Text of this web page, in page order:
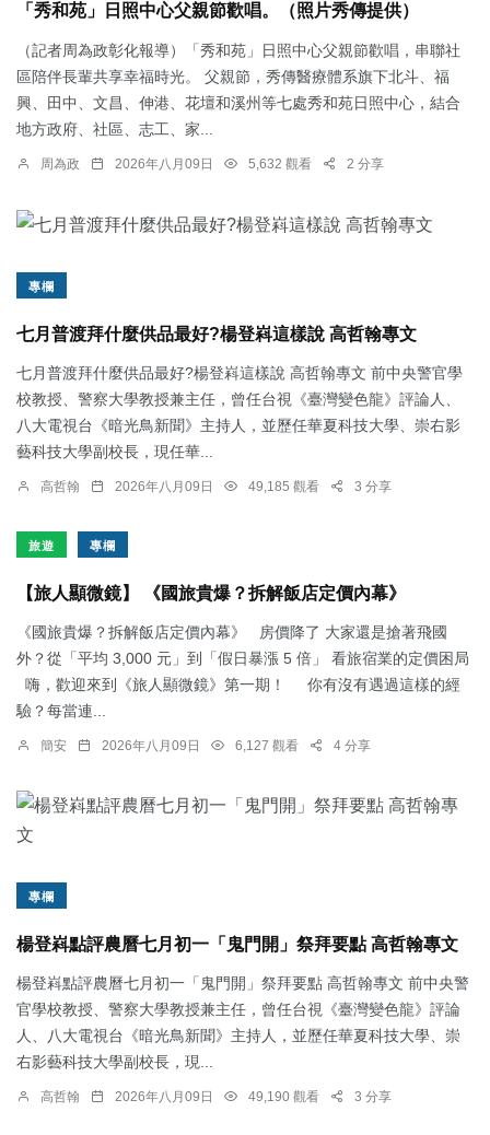
「秀和苑」日照中心父親節歡唱。（照片秀傳提供）
（記者周為政彰化報導）「秀和苑」日照中心父親節歡唱，串聯社
區陪伴長輩共享幸福時光。 父親節，秀傳醫療體系旗下北斗、福
興、田中、文昌、伸港、花壇和溪州等七處秀和苑日照中心，結合
地方政府、社區、志工、家...
周為政 2026年八月09日 5,632 觀看 2 分享
專欄
七月普渡拜什麼供品最好?楊登嵙這樣說 高哲翰專文
七月普渡拜什麼供品最好?楊登嵙這樣說 高哲翰專文 前中央警官學
校教授、警察大學教授兼主任，曾任台視《臺灣變色龍》評論人、
八大電視台《暗光鳥新聞》主持人，並歷任華夏科技大學、崇右影
藝科技大學副校長，現任華...
高哲翰 2026年八月09日 49,185 觀看 3 分享
旅遊 專欄
【旅人顯微鏡】 《國旅貴爆？拆解飯店定價內幕》
《國旅貴爆？拆解飯店定價內幕》 房價降了 大家還是搶著飛國
外？從「平均 3,000 元」到「假日暴漲 5 倍」 看旅宿業的定價困局
嗨，歡迎來到《旅人顯微鏡》第一期！ 你有沒有遇過這樣的經
驗？每當連...
簡安 2026年八月09日 6,127 觀看 4 分享
專欄
楊登嵙點評農曆七月初一「鬼門開」祭拜要點 高哲翰專文
楊登嵙點評農曆七月初一「鬼門開」祭拜要點 高哲翰專文 前中央警
官學校教授、警察大學教授兼主任，曾任台視《臺灣變色龍》評論
人、八大電視台《暗光鳥新聞》主持人，並歷任華夏科技大學、崇
右影藝科技大學副校長，現...
高哲翰 2026年八月09日 49,190 觀看 3 分享